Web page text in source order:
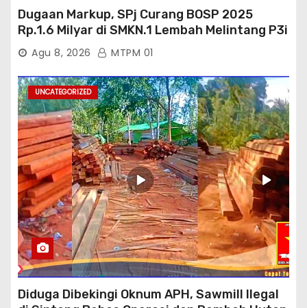
Dugaan Markup, SPj Curang BOSP 2025
Rp.1.6 Milyar di SMKN.1 Lembah Melintang P3i
: Kajati Sumbar Panggil dan Periksa
Agu 8, 2026 MTPM 01
UNCATEGORIZED
Diduga Dibekingi Oknum APH, Sawmill Ilegal